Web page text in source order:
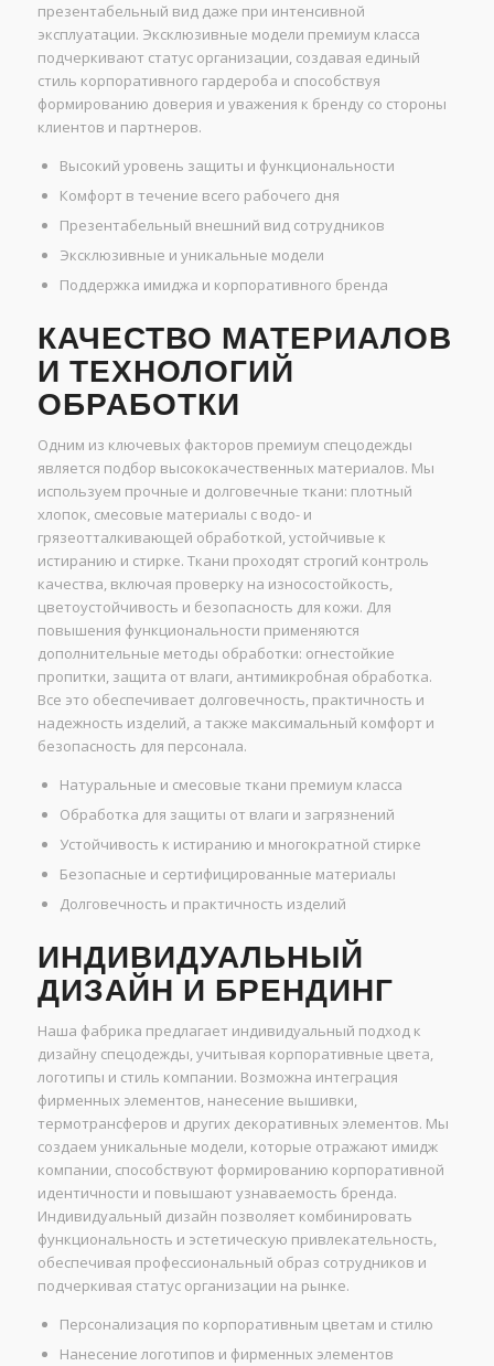
презентабельный вид даже при интенсивной
эксплуатации. Эксклюзивные модели премиум класса
подчеркивают статус организации, создавая единый
стиль корпоративного гардероба и способствуя
формированию доверия и уважения к бренду со стороны
клиентов и партнеров.
Высокий уровень защиты и функциональности
Комфорт в течение всего рабочего дня
Презентабельный внешний вид сотрудников
Эксклюзивные и уникальные модели
Поддержка имиджа и корпоративного бренда
КАЧЕСТВО МАТЕРИАЛОВ
И ТЕХНОЛОГИЙ
ОБРАБОТКИ
Одним из ключевых факторов премиум спецодежды
является подбор высококачественных материалов. Мы
используем прочные и долговечные ткани: плотный
хлопок, смесовые материалы с водо- и
грязеотталкивающей обработкой, устойчивые к
истиранию и стирке. Ткани проходят строгий контроль
качества, включая проверку на износостойкость,
цветоустойчивость и безопасность для кожи. Для
повышения функциональности применяются
дополнительные методы обработки: огнестойкие
пропитки, защита от влаги, антимикробная обработка.
Все это обеспечивает долговечность, практичность и
надежность изделий, а также максимальный комфорт и
безопасность для персонала.
Натуральные и смесовые ткани премиум класса
Обработка для защиты от влаги и загрязнений
Устойчивость к истиранию и многократной стирке
Безопасные и сертифицированные материалы
Долговечность и практичность изделий
ИНДИВИДУАЛЬНЫЙ
ДИЗАЙН И БРЕНДИНГ
Наша фабрика предлагает индивидуальный подход к
дизайну спецодежды, учитывая корпоративные цвета,
логотипы и стиль компании. Возможна интеграция
фирменных элементов, нанесение вышивки,
термотрансферов и других декоративных элементов. Мы
создаем уникальные модели, которые отражают имидж
компании, способствуют формированию корпоративной
идентичности и повышают узнаваемость бренда.
Индивидуальный дизайн позволяет комбинировать
функциональность и эстетическую привлекательность,
обеспечивая профессиональный образ сотрудников и
подчеркивая статус организации на рынке.
Персонализация по корпоративным цветам и стилю
Нанесение логотипов и фирменных элементов